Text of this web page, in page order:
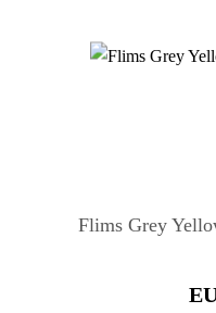
Flims Grey